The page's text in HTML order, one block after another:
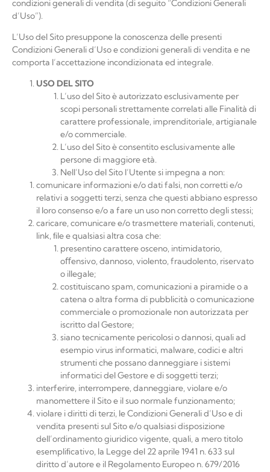
condizioni generali di vendita (di seguito “Condizioni Generali
d’Uso”).
L’Uso del Sito presuppone la conoscenza delle presenti
Condizioni Generali d’Uso e condizioni generali di vendita e ne
comporta l’accettazione incondizionata ed integrale.
USO DELSITO
L’uso del Sito è autorizzato esclusivamente per
scopi personali strettamente correlati alle Finalità di
carattere professionale, imprenditoriale, artigianale
e/o commerciale.
L’uso del Sito è consentito esclusivamente alle
persone di maggioreetà.
Nell’Uso del Sito l’Utente si impegna a non:
comunicare informazioni e/o dati falsi, non corretti e/o
relativi a soggetti terzi, senza che questi abbiano espresso
il loro consenso e/o a fare un uso non corretto degli stessi;
caricare, comunicare e/o trasmettere materiali, contenuti,
link, ﬁle e qualsiasi altra cosa che:
presentino carattere osceno, intimidatorio,
oﬀensivo, dannoso, violento, fraudolento, riservato
o illegale;
costituiscano spam, comunicazioni a piramide o a
catena o altra forma di pubblicità o comunicazione
commerciale o promozionale non autorizzata per
iscritto dal Gestore;
siano tecnicamente pericolosi o dannosi, quali ad
esempio virus informatici, malware, codici e altri
strumenti che possano danneggiare i sistemi
informatici del Gestore e di soggetti terzi;
interferire, interrompere, danneggiare, violare e/o
manomettere il Sito e il suo normalefunzionamento;
violare i diritti di terzi, le Condizioni Generali d’Uso e di
vendita presenti sul Sito e/o qualsiasi disposizione
dell’ordinamento giuridico vigente, quali, a mero titolo
esempliﬁcativo, la Legge del 22 aprile 1941 n. 633 sul
diritto d’autore e il Regolamento Europeo n. 679/2016